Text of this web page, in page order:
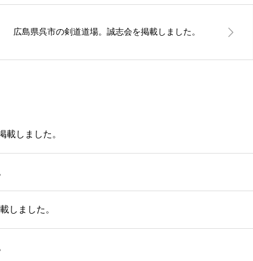
広島県呉市の剣道道場。誠志会を掲載しました。
載しました。
しました。